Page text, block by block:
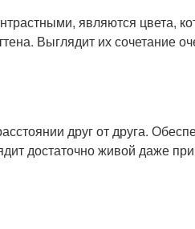
являются цвета,
Выглядит их сочетание
друг от друга.
достаточно живой даже